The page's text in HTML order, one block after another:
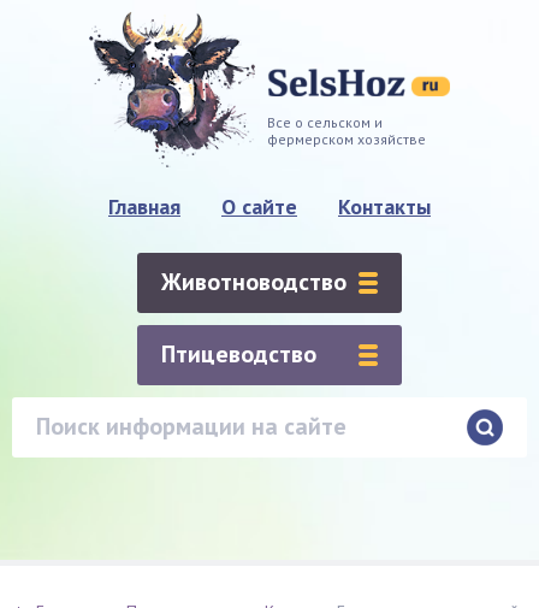
Все о сельском и
фермерском хозяйстве
Главная О сайте Контакты
Животноводство
Птицеводство